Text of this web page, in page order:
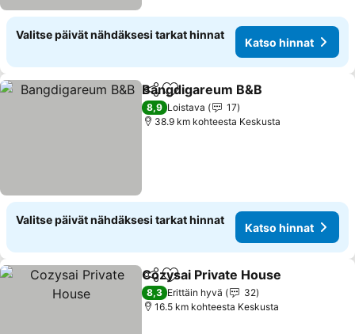
Valitse päivät nähdäksesi tarkat hinnat
Katso hinnat
Jaa Lisää suosikkeihin
Bangdigareum B&B
8,9 Loistava
17
38.9 km kohteesta Keskusta
Valitse päivät nähdäksesi tarkat hinnat
Katso hinnat
Jaa Lisää suosikkeihin
Cozysai Private House
8,3 Erittäin hyvä
32
16.5 km kohteesta Keskusta